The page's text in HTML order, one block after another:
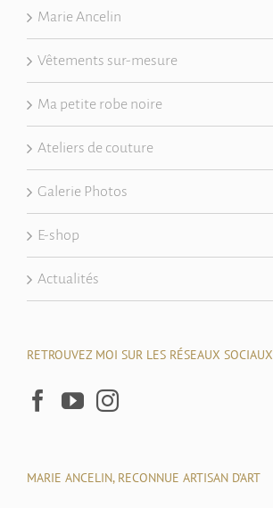
Marie Ancelin
Vêtements sur-mesure
Ma petite robe noire
Ateliers de couture
Galerie Photos
E-shop
Actualités
RETROUVEZ MOI SUR LES RÉSEAUX SOCIAUX
MARIE ANCELIN, RECONNUE ARTISAN D’ART